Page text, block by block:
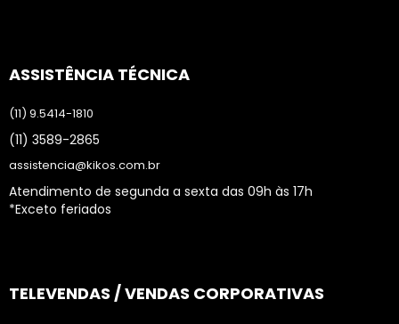
ASSISTÊNCIA TÉCNICA
(11) 9.5414-1810
(11) 3589-2865
assistencia@kikos.com.br
Atendimento de segunda a sexta das 09h às 17h
*Exceto feriados
TELEVENDAS / VENDAS CORPORATIVAS